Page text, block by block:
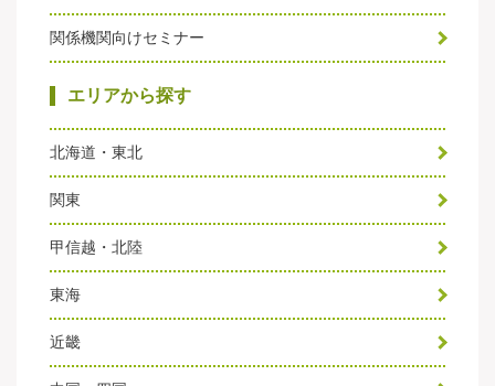
関係機関向けセミナー
エリアから探す
北海道・東北
関東
甲信越・北陸
東海
近畿